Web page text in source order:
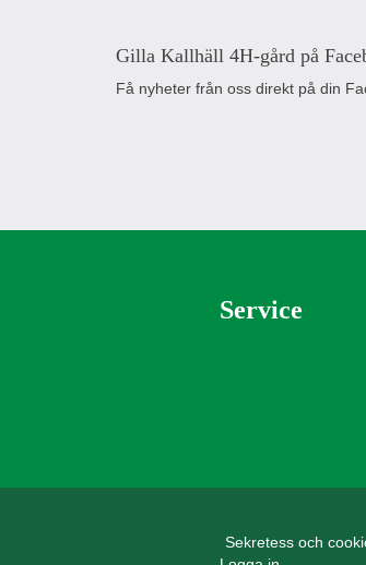
Gilla Kallhäll 4H-gård på
Få nyheter från oss direkt på din
Service
Sekretess och